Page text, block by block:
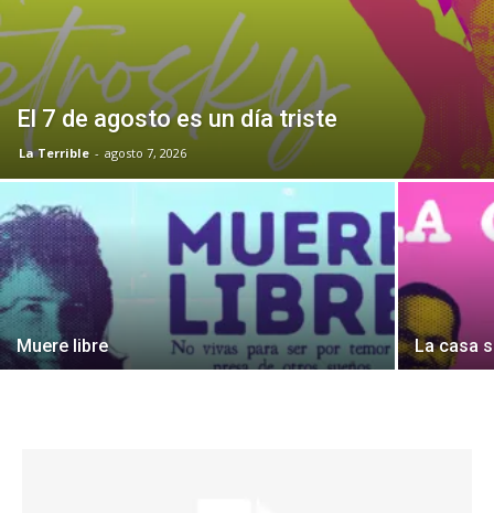
El 7 de agosto es un día triste
La Terrible - agosto 7, 2026
Muere libre La casa